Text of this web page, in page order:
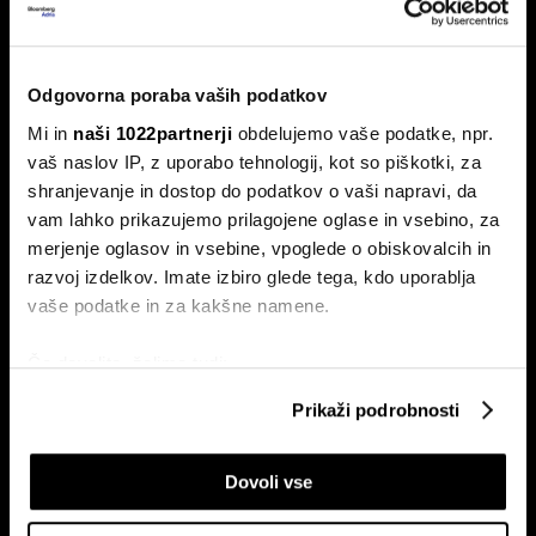
Odgovorna poraba vaših podatkov
Mi in naši 1022partnerji obdelujemo vaše podatke, npr.
vaš naslov IP, z uporabo tehnologij, kot so piškotki, za
shranjevanje in dostop do podatkov o vaši napravi, da
vam lahko prikazujemo prilagojene oglase in vsebino, za
merjenje oglasov in vsebine, vpoglede o obiskovalcih in
razvoj izdelkov. Imate izbiro glede tega, kdo uporablja
vaše podatke in za kakšne namene.
Če dovolite, želimo tudi:
Zbirati informacije o vaši geografski lokaciji, ki so
Identificirati napravo z aktivnim preverjanjem
lastnosti (odčitavanje prstnih odtisov)
Poglejte si še, kako se obdelujejo vaši osebni podatki in
Prikaži podrobnosti
Dovoli vse
ZDA in Izrael?
To so prve novice dneva.
Borza na rekordu, ekonomija na
Top 5 novic za začetek dneva:
Wall Streetu